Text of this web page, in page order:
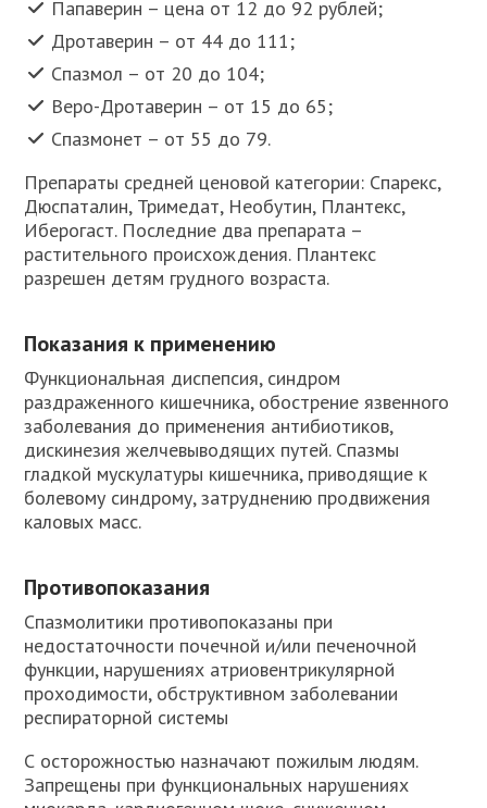
Папаверин – цена от 12 до 92 рублей;
Дротаверин – от 44 до 111;
Спазмол – от 20 до 104;
Веро-Дротаверин – от 15 до 65;
Спазмонет – от 55 до 79.
Препараты средней ценовой категории: Спарекс,
Дюспаталин, Тримедат, Необутин, Плантекс,
Иберогаст. Последние два препарата –
растительного происхождения. Плантекс
разрешен детям грудного возраста.
Показания к применению
Функциональная диспепсия, синдром
раздраженного кишечника, обострение язвенного
заболевания до применения антибиотиков,
дискинезия желчевыводящих путей. Спазмы
гладкой мускулатуры кишечника, приводящие к
болевому синдрому, затруднению продвижения
каловых масс.
Противопоказания
Спазмолитики противопоказаны при
недостаточности почечной и/или печеночной
функции, нарушениях атриовентрикулярной
проходимости, обструктивном заболевании
респираторной системы
С осторожностью назначают пожилым людям.
Запрещены при функциональных нарушениях